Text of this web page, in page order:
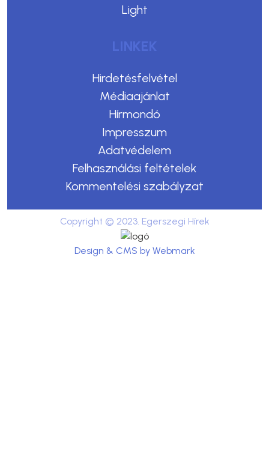
Light
LINKEK
Hirdetésfelvétel
Médiaajánlat
Hírmondó
Impresszum
Adatvédelem
Felhasználási feltételek
Kommentelési szabályzat
Copyright © 2023. Egerszegi Hírek
Design & CMS by Webmark